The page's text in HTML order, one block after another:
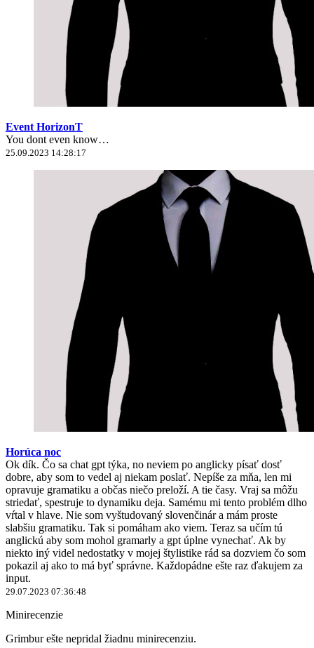
Event HorizonT
You dont even know…
25.09.2023 14:28:17
Horúca noc
Ok dík. Čo sa chat gpt týka, no neviem po anglicky písať dosť
dobre, aby som to vedel aj niekam poslať. Nepíše za mňa, len mi
opravuje gramatiku a občas niečo preloží. A tie časy. Vraj sa môžu
striedať, spestruje to dynamiku deja. Samému mi tento problém dlho
vŕtal v hlave. Nie som vyštudovaný slovenčinár a mám proste
slabšiu gramatiku. Tak si pomáham ako viem. Teraz sa učím tú
anglickú aby som mohol gramarly a gpt úplne vynechať. Ak by
niekto iný videl nedostatky v mojej štylistike rád sa dozviem čo som
pokazil aj ako to má byť správne. Každopádne ešte raz ďakujem za
input.
29.07.2023 07:36:48
Minirecenzie
Grimbur ešte nepridal žiadnu minirecenziu.